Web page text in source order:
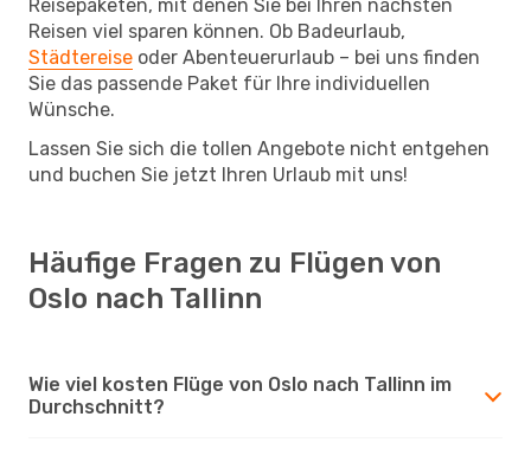
Reisepaketen, mit denen Sie bei Ihren nächsten
Reisen viel sparen können. Ob Badeurlaub,
Städtereise oder Abenteuerurlaub – bei uns finden
Sie das passende Paket für Ihre individuellen
Wünsche.
Lassen Sie sich die tollen Angebote nicht entgehen
und buchen Sie jetzt Ihren Urlaub mit uns!
Häufige Fragen zu Flügen von
Oslo nach Tallinn
Wie viel kosten Flüge von Oslo nach Tallinn im
Durchschnitt?